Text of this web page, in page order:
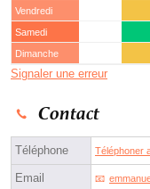
Vendredi
Samedi
Dimanche
Signaler une erreur
Contact
Téléphone Téléphoner
Email